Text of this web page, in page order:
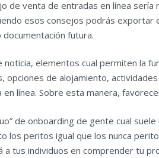
de venta de entradas en línea
⁤esos consejos podrás
futura.
elementos cual permiten la
de alojamiento,
línea. Sobre esta manera,
de onboarding de gente cual
los peritos igual que los nunca
tus individuos en comprender tu